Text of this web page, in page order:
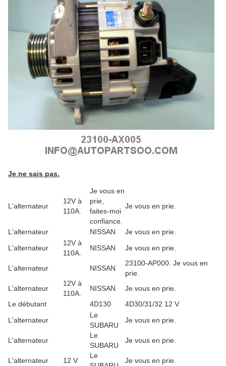
Je ne sais pas.
L'alternateur
12V à
110A.
Je vous en
prie,
faites-moi
confiance.
Je vous en prie.
L'alternateur NISSAN
Je vous en prie.
L'alternateur
12V à
110A.
NISSAN Je vous en prie.
L'alternateur NISSAN
23100-AP000. Je vous en
prie.
L'alternateur
12V à
110A.
NISSAN
Je vous en prie.
Le débutant
4D130
4D30/31/32 12 V
L'alternateur
Le
SUBARU
Je vous en prie.
L'alternateur
Le
SUBARU
Je vous en prie.
L'alternateur 12 V
Le
Je vous en prie.